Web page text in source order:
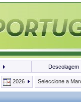
Descolagem
2026 Seleccione a